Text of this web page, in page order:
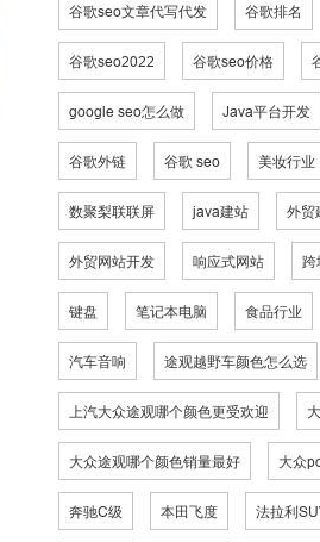
谷歌seo文章代写代发 谷歌排名
谷歌seo2022 谷歌seo价格
google seo怎么做 Java平台开发
谷歌外链 谷歌 seo 美妆行业
数聚梨联联屏 java建站 外贸
外贸网站开发 响应式网站 跨
键盘 笔记本电脑 食品行业
汽车音响 途观越野车颜色怎么选
上汽大众途观哪个颜色更受欢迎
大众途观哪个颜色销量最好 大众
奔驰C级 本田飞度 法拉利